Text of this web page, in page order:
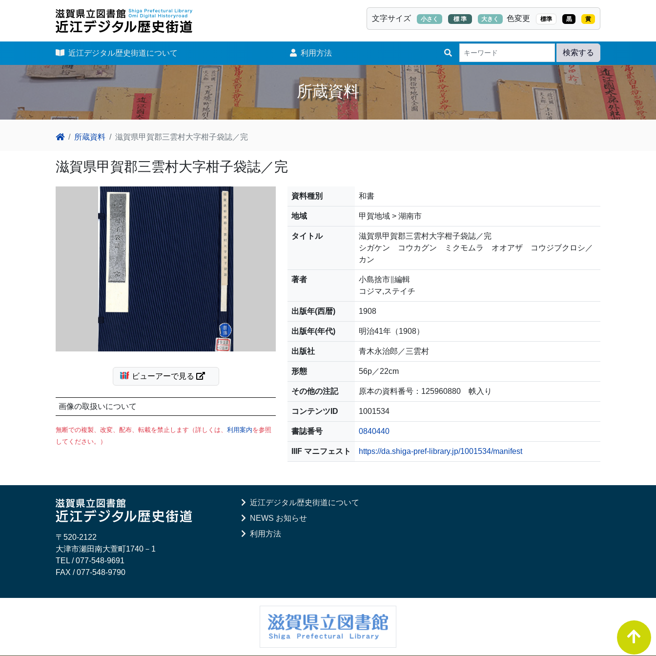
文字サイズ 小さく 標 準 大きく 色変更 標準 黒 黄
近江デジタル歴史街道について 利用方法 検索する
所蔵資料
所蔵資料 滋賀県甲賀郡三雲村大字柑子袋誌／完
滋賀県甲賀郡三雲村大字柑子袋誌／完
ビューアーで見る
画像の取扱いについて
無断での複製、改変、配布、転載を禁止します（詳しくは、 利用案内を参照
してください。）
資料種別 和書
地域 甲賀地域 > 湖南市
タイトル
滋賀県甲賀郡三雲村大字柑子袋誌／完
シガケン コウカグン ミクモムラ オオアザ コウジブクロシ／
カン
著者
小島捨市∥編輯
コジマ,ステイチ
出版年(西暦) 1908
出版年(年代) 明治41年（1908）
出版社 青木永治郎／三雲村
形態 56p／22cm
その他の注記 原本の資料番号：125960880 帙入り
コンテンツID 1001534
書誌番号 0840440
IIIF マニフェスト https://da.shiga-pref-library.jp/1001534/manifest
〒520-2122
大津市瀬田南大萱町1740－1
TEL / 077-548-9691
FAX / 077-548-9790
近江デジタル歴史街道について
NEWS お知らせ
利用方法